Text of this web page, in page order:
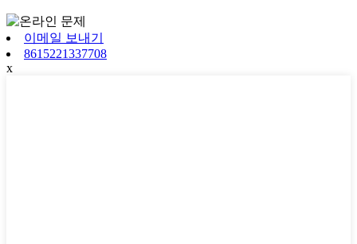
이메일 보내기
8615221337708
x